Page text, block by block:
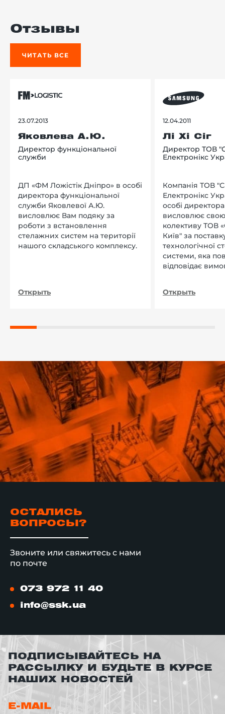
Отзывы
ЧИТАТЬ ВСЕ
23.07.2013
Яковлева А.Ю.
Директор функціональної
служби
ДП «ФМ Ложістік Дніпро» в особі
директора функціональної
служби Яковлевої А.Ю.
висловлює Вам подяку за
роботи з встановлення
стелажних систем на території
нашого складського комплексу.
Открыть
12.04.2011
Лі Хі Сіг
Директор ТОВ
Електронікс
Компанія ТОВ
Електронікс
особі
висловлює
колективу ТОВ
Київ" за
технологічної
системи, яка
відповідає
Открыть
ОСТАЛИСЬ
ВОПРОСЫ?
Звоните или свяжитесь с нами
по почте
073 972 11 40
info@ssk.ua
ПОДПИСЫВАЙТЕСЬ НА
РАССЫЛКУ И БУДЬТЕ В КУРСЕ
НАШИХ НОВОСТЕЙ
E-MAIL